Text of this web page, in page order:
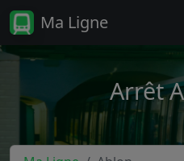
Ma Ligne
Arrêt